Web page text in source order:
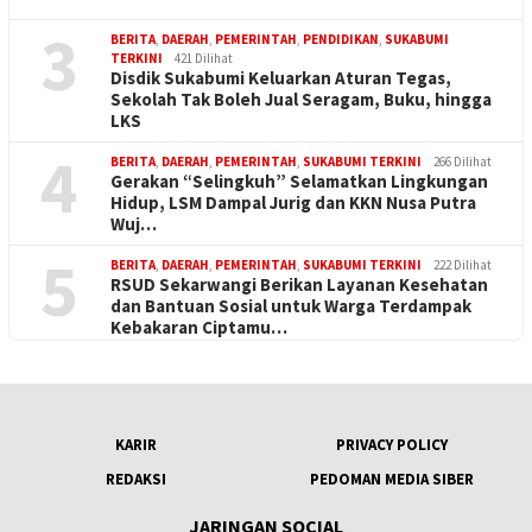
3 BERITA, DAERAH, PEMERINTAH, PENDIDIKAN, SUKABUMI
TERKINI
421 Dilihat
Disdik Sukabumi Keluarkan Aturan Tegas,
Sekolah Tak Boleh Jual Seragam, Buku, hingga
LKS
4 BERITA, DAERAH, PEMERINTAH, SUKABUMI TERKINI 266 Dilihat
Gerakan “Selingkuh” Selamatkan Lingkungan
Hidup, LSM Dampal Jurig dan KKN Nusa Putra
Wuj…
5 BERITA, DAERAH, PEMERINTAH, SUKABUMI TERKINI 222 Dilihat
RSUD Sekarwangi Berikan Layanan Kesehatan
dan Bantuan Sosial untuk Warga Terdampak
Kebakaran Ciptamu…
KARIR
PRIVACY POLICY
REDAKSI
PEDOMAN MEDIA SIBER
JARINGAN SOCIAL